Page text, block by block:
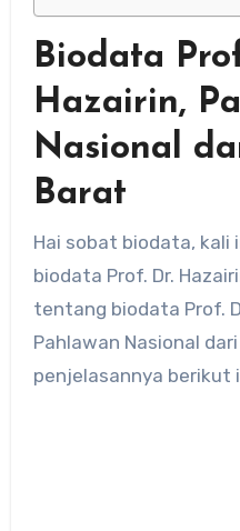
Biodata
Hazairin,
Nasional
Barat
Hai sobat biodata, kali ini kami akan bagikan
biodata Prof. Dr.
tentang biodata Prof.
Pahlawan Nasional
penjelasannya berikut